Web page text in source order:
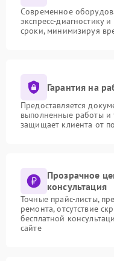
Современное
экспресс-диагностику
сроки, минимизируя
Гарантия на
Предоставляется
выполненные работы и
защищает клиента от
Прозрачное
консультация
Точные прайс-листы,
ремонта, отсутствие
бесплатной
сайте